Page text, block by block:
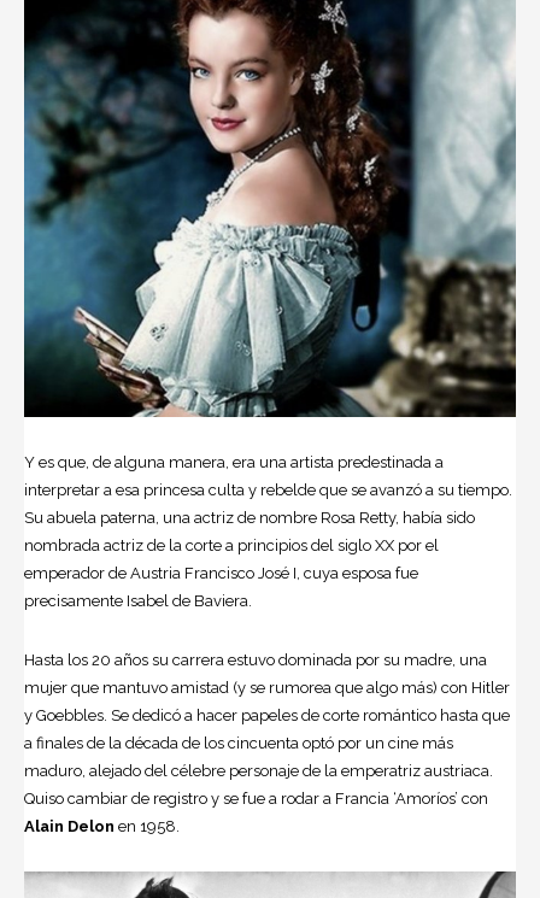
Y es que, de alguna manera, era una artista predestinada a
interpretar a esa princesa culta y rebelde que se avanzó a su tiempo.
Su abuela paterna, una actriz de nombre Rosa Retty, había sido
nombrada actriz de la corte a principios del siglo XX por el
emperador de Austria Francisco José I, cuya esposa fue
precisamente Isabel de Baviera.
Hasta los 20 años su carrera estuvo dominada por su madre, una
mujer que mantuvo amistad (y se rumorea que algo más) con Hitler
y Goebbles. Se dedicó a hacer papeles de corte romántico hasta que
a finales de la década de los cincuenta optó por un cine más
maduro, alejado del célebre personaje de la emperatriz austriaca.
Quiso cambiar de registro y se fue a rodar a Francia ‘Amoríos’ con
Alain Delon en 1958.